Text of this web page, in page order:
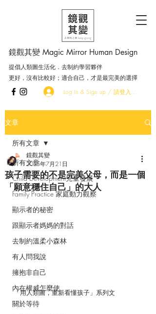
鏡觀其變 Magic Mirror Human Design
提倡人類圖生活化．去制約學習夥伴
更好，沒有比較好；適合自己，才是最完美的選擇
Log In & Sign up / 請登入．加入會員
文章
所有文章
Child Development兒童發展
Family Practice 家庭動力觀察
顯示者的秘密
跟顯示者媽媽的對話
去制約溫柔小森林
有人問我說
擁抱非自己
內在權威怎麼使
關於等待
所有文章
孩子需要的不是完美父母，而是一個
「願意穩住自己」的大人
鏡觀其變
2025年7月21日
「用人類圖，重新看懂孩子」系列文